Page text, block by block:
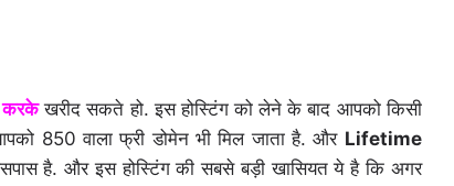
करकेखरीद सकते हो. इस होस्टिंग को लेने के बाद आपको किसी
850 वाला फ्री डोमेन भी मिल जाता है. और Lifetime
है. और इस होस्टिंग की सबसे बड़ी खासियत ये है कि अगर